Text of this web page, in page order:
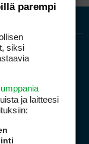
parempi
siksi
ja laitteesi